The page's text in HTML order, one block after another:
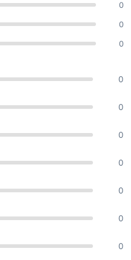
0
0
0
0
0
0
0
0
0
0